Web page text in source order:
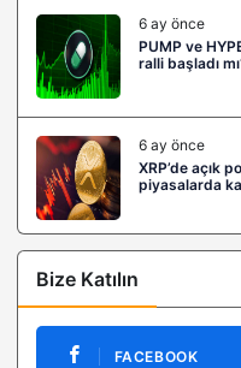
6 ay önce
PUMP ve
ralli başladı
6 ay önce
XRP’de açık
piyasalarda
Bize Katılın
FACEBOOK